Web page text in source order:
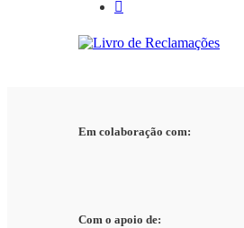
Em colaboração com:
Com o apoio de: